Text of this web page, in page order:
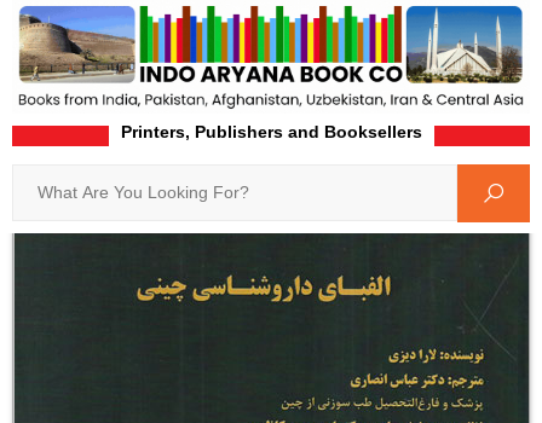
Printers, Publishers and Booksellers